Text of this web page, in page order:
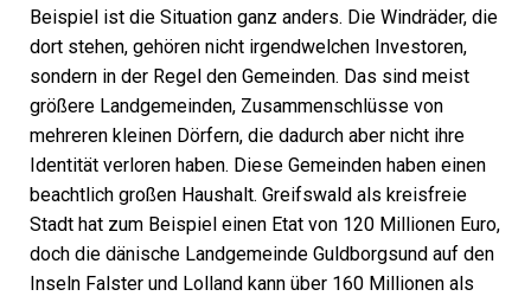
Beispiel ist die Situation ganz anders. Die Windräder, die
dort stehen, gehören nicht irgendwelchen Investoren,
sondern in der Regel den Gemeinden. Das sind meist
größere Landgemeinden, Zusammenschlüsse von
mehreren kleinen Dörfern, die dadurch aber nicht ihre
Identität verloren haben. Diese Gemeinden haben einen
beachtlich großen Haushalt. Greifswald als kreisfreie
Stadt hat zum Beispiel einen Etat von 120 Millionen Euro,
doch die dänische Landgemeinde Guldborgsund auf den
Inseln Falster und Lolland kann über 160 Millionen als